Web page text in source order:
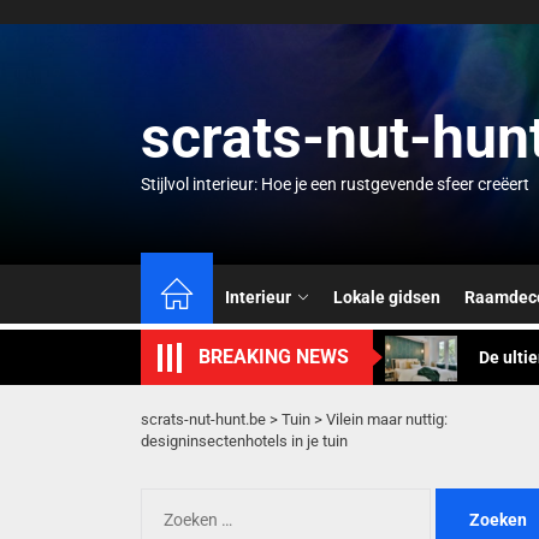
scrats-nut-
Stijlvol interieur: Hoe je een rustgevende sfeer creëert
Interieur Lokale gidsen
BREAKING NEWS
Creëer
De
De
scrats-nut-hunt.be > Tuin > Vilein maar nuttig:
designinsectenhotels in je tuin
naar: